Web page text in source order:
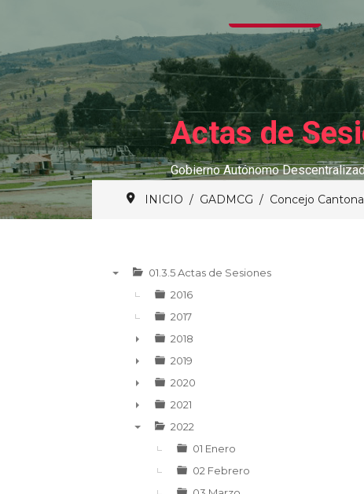
Actas de
Gobierno Autónomo
INICIO GADMCG Concejo Cantonal
01.3.5 Actas de Sesiones
2016
2017
►
2018
►
2019
►
2020
►
2021
2022
01 Enero
02 Febrero